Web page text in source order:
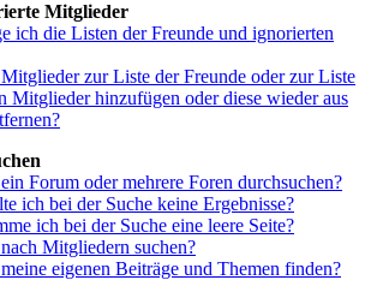
Mitglieder
ich die Listen der Freunde und ignorierten
zur Liste der Freunde oder zur Liste
Mitglieder hinzufügen oder diese wieder aus
Forum oder mehrere Foren durchsuchen?
ich bei der Suche keine Ergebnisse?
ich bei der Suche eine leere Seite?
Mitgliedern suchen?
eigenen Beiträge und Themen finden?